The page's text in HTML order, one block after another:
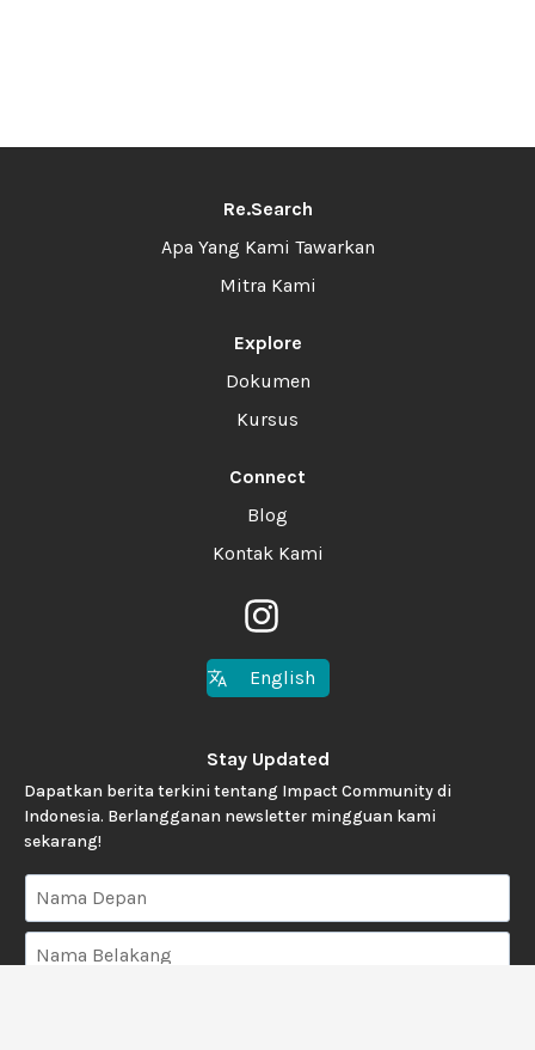
Re.Search
Apa Yang Kami Tawarkan
Mitra Kami
Explore
Dokumen
Kursus
Connect
Blog
Kontak Kami
English
Stay Updated
Dapatkan berita terkini tentang Impact Community di
Indonesia. Berlangganan newsletter mingguan kami
sekarang!